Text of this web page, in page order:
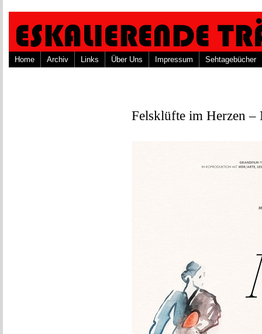
Home Archiv Links Über Uns Impressum Sehtagebücher
Felsklüfte im Herzen –